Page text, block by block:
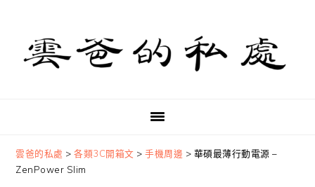
primary
navigation
content
primary
sidebar
雲爸的私處 >各類3C開箱文 >手機周邊 > 華碩最薄行動電源 –
ZenPower Slim